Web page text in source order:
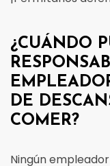
¿CUÁNDO
DE
COMER?
Ningún